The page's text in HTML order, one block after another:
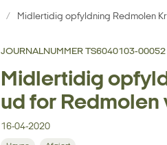
Midlertidig opfyldning Redmolen
JOURNALNUMMER TS6040103-00052
Midlertidig
ud for
16-04-2020